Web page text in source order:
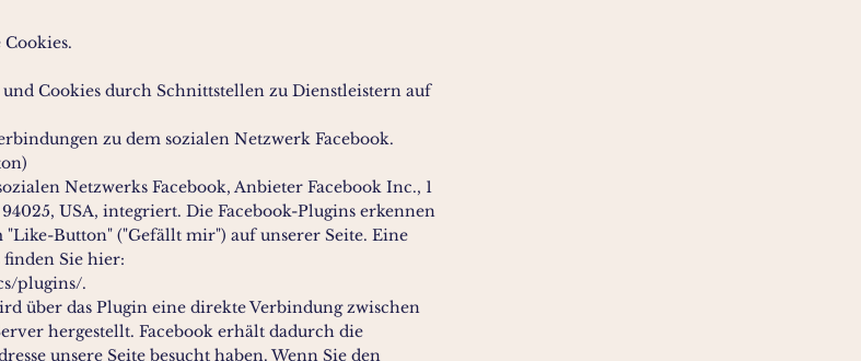
Cookies durch Schnittstellen zu Dienstleistern auf
zu dem sozialen Netzwerk Facebook.
Netzwerks Facebook, Anbieter Facebook Inc., 1
USA, integriert. Die Facebook-Plugins erkennen
"Like-Button" ("Gefällt mir") auf unserer Seite. Eine
finden Sie hier:
plugins/.
über das Plugin eine direkte Verbindung zwischen
hergestellt. Facebook erhält dadurch die
unsere Seite besucht haben. Wenn Sie den